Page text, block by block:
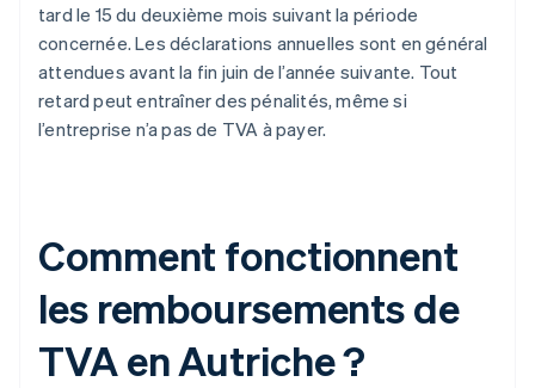
tard le 15 du deuxième mois suivant la période
concernée. Les déclarations annuelles sont en général
attendues avant la fin juin de l’année suivante. Tout
retard peut entraîner des pénalités, même si
l’entreprise n’a pas de TVA à payer.
Comment fonctionnent
les remboursements de
TVA en Autriche ?